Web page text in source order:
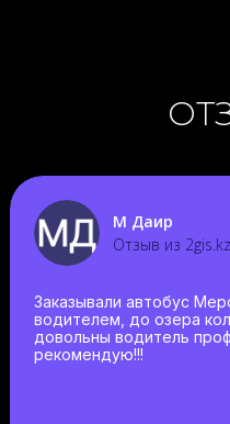
М Даир
Отзыв из 2gis.kz
Заказывали автобус
водителем, до озера
довольны водитель
рекомендую!!!